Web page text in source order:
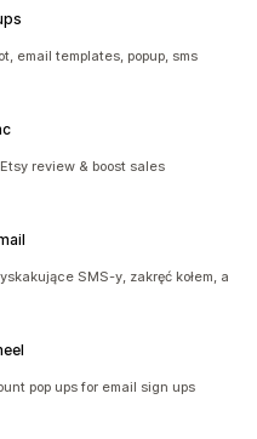
email templates, popup, sms
review & boost sales
SMS-y, zakręć kołem, a
pop ups for email sign ups